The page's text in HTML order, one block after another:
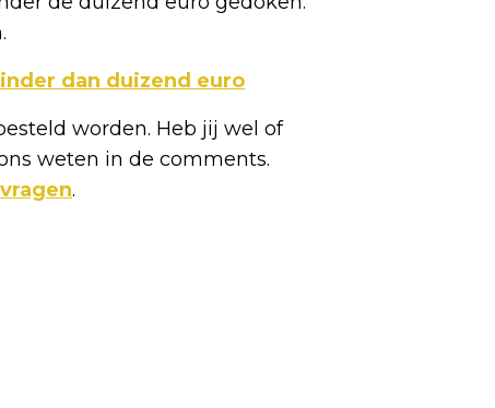
dan duizend euro
worden. Heb jij wel of
weten in de comments.
.